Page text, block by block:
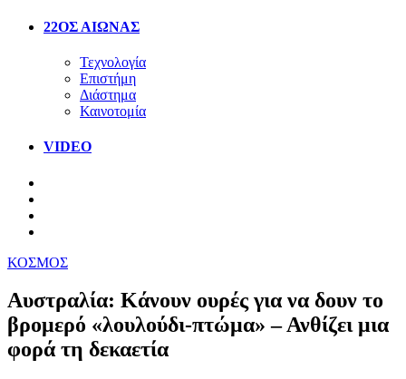
22ΟΣ ΑΙΩΝΑΣ
Τεχνολογία
Επιστήμη
Διάστημα
Καινοτομία
VIDEO
ΚΟΣΜΟΣ
Αυστραλία: Κάνουν ουρές για να δουν το
βρομερό «λουλούδι-πτώμα» – Ανθίζει μια
φορά τη δεκαετία